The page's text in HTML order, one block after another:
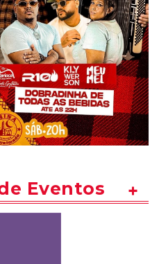
Eventos